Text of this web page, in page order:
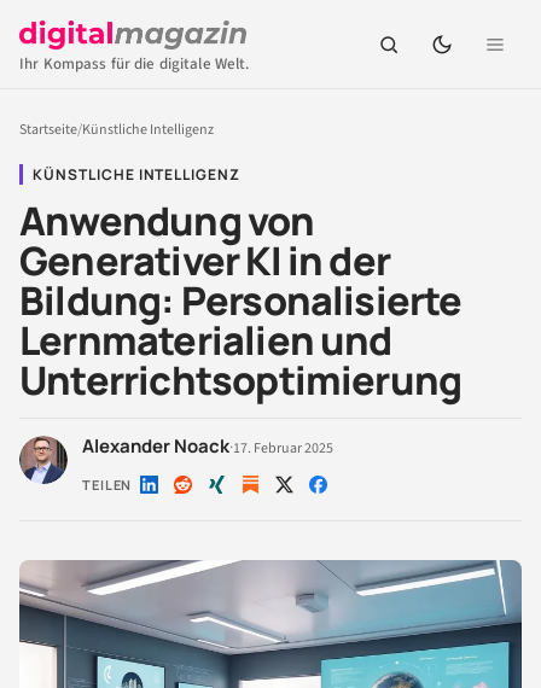
Ihr Kompass für die digitale Welt.
Startseite/Künstliche Intelligenz
KÜNSTLICHE INTELLIGENZ
Anwendung von
Generativer KI in der
Bildung: Personalisierte
Lernmaterialien und
Unterrichtsoptimierung
Alexander Noack·17. Februar 2025
TEILEN Auf Auf Auf Auf Auf